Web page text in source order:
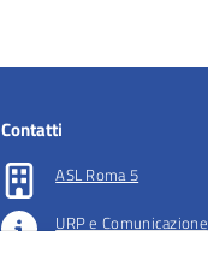
Contatti
ASL Roma 5
URP e Comunicazione